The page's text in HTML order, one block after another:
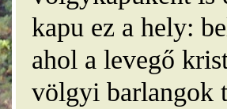
kapu ez a hely:
ahol a levegő
völgyi barlangok